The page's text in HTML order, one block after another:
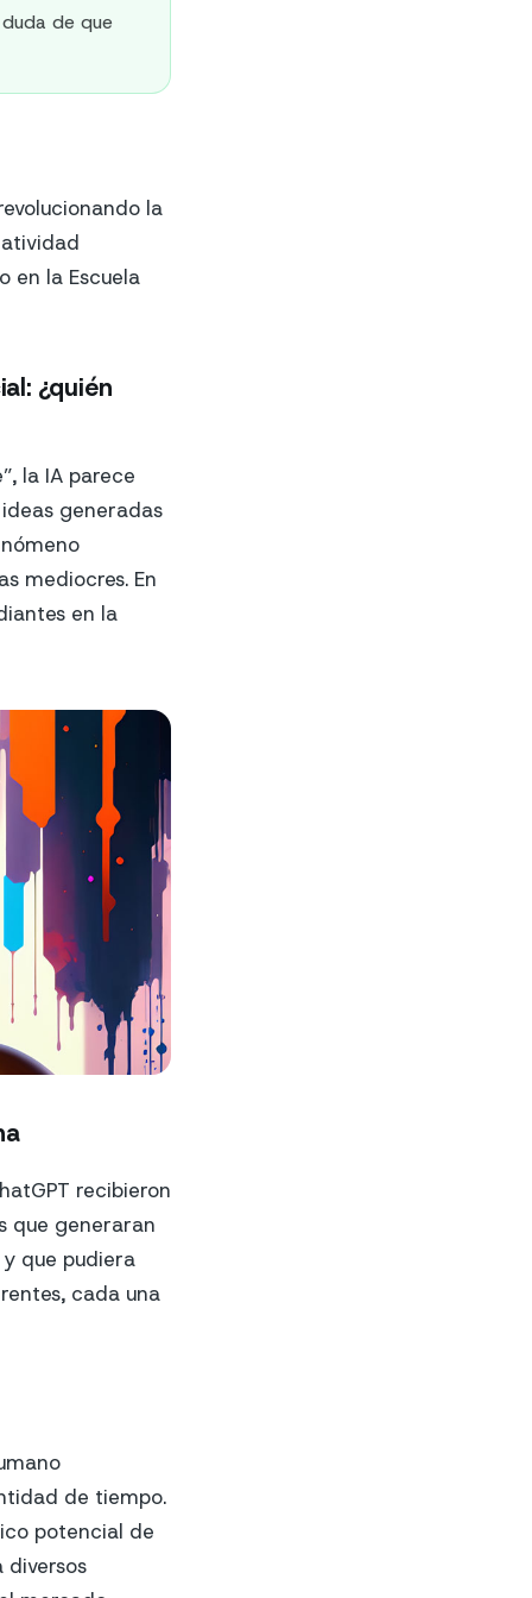
de que
la
en la Escuela
¿quién
la IA parece
generadas
mediocres. En
en la
recibieron
que generaran
que pudiera
cada una
de tiempo.
potencial de
diversos